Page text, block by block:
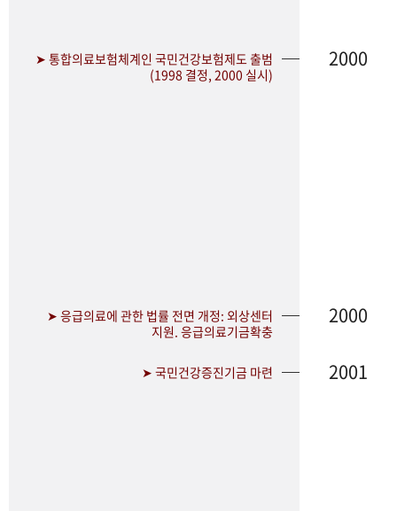
➤ 통합의료보험체계인 국민건강보험제도 출범
(1998 결정, 2000 실시)
2000
➤ 응급의료에 관한 법률 전면 개정: 외상센터
지원. 응급의료기금확충
2000
➤ 국민건강증진기금 마련 2001